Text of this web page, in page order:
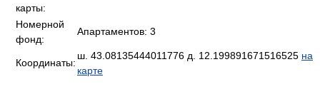
карты:
Номерной
фонд:
Апартаментов: 3
Координаты:
ш. 43.08135444011776 д. 12.199891671516525 на
карте